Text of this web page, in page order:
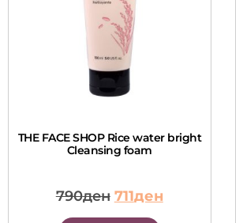
THE FACE SHOP Rice water bright
Cleansing foam
790ден 711ден